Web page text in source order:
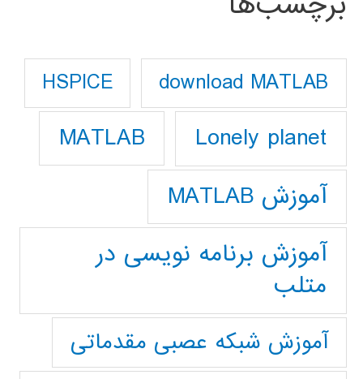
download MATLAB
HSPICE
Lonely planet
MATLAB
آموزش MATLAB
آموزش برنامه نویسی در
متلب
آموزش شبکه عصبی مقدماتی